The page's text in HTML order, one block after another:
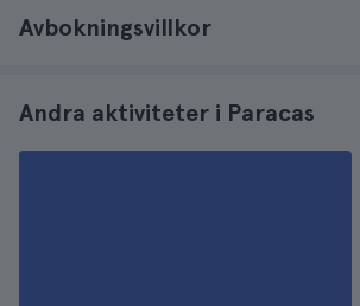
Avbokningsvillkor
Andra aktiviteter i Paracas